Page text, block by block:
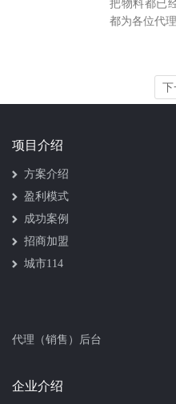
把物料都已
都为各位代
下
项目介绍
方案介绍
盈利模式
成功案例
招商加盟
城市114
代理（销售）后台
企业介绍